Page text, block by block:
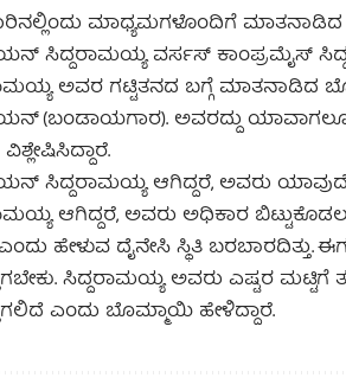
ಮಾಧ್ಯಮಗಳೊಂದಿಗೆ
ಸಿದ್ದರಾಮಯ್ಯ ವರ್ಸಸ್ ಕಾಂಪ್ರಮೈಸ್
ಅವರ ಗಟ್ಟಿತನದ ಬಗ್ಗೆ ಮಾತನಾಡಿದ
(ಬಂಡಾಯಗಾರ). ಅವರದ್ದು ಯಾವಾಗಲೂ
ಸಿದ್ದರಾಮಯ್ಯ ಆಗಿದ್ದರೆ, ಅವರು ಯಾವುದೇ
ಆಗಿದ್ದರೆ, ಅವರು ಅಧಿಕಾರ ಬಿಟ್ಟುಕೊಡಲು
ಹೇಳುವ ದೈನೇಸಿ ಸ್ಥಿತಿ
ಸಿದ್ದರಾಮಯ್ಯ ಅವರು ಎಷ್ಟರ
ಎಂದು ಬೊಮ್ಮಾಯಿ ಹೇಳಿದ್ದಾರೆ.